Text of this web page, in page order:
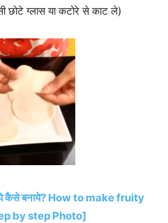
ग्लास या कटोरे से काट ले)
पे कैसे बनाये? How to make fruity
by step Photo]